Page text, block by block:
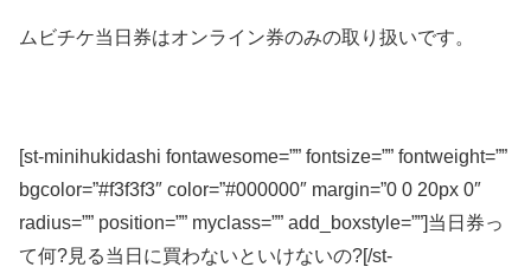
ムビチケ当日券はオンライン券のみの取り扱いです。
[st-minihukidashi fontawesome=”” fontsize=”” fontweight=””
bgcolor=”#f3f3f3″ color=”#000000″ margin=”0 0 20px 0″
radius=”” position=”” myclass=”” add_boxstyle=””]当日券っ
て何?見る当日に買わないといけないの?[/st-